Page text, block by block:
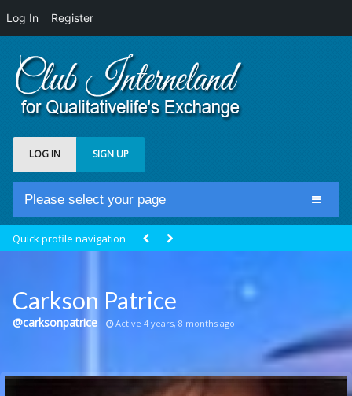
Log In Register
LOG IN SIGN UP
Please select your page
Groups
Communication Point
Quick profile navigation
Carkson Patrice
@carksonpatrice Active 4 years, 8 months ago